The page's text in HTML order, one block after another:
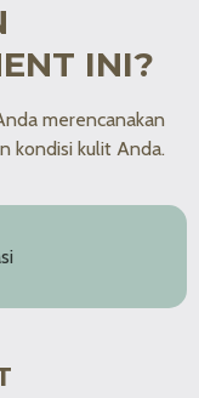
INI?
merencanakan
kondisi kulit Anda.